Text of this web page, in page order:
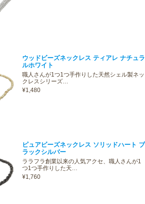
ウッドビーズネックレス ティアレ ナチュラ
ルホワイト
職人さんが1つ1つ手作りした天然シェル製ネッ
クレスシリーズ…
¥1,480
ピュアビーズネックレス ソリッドハート ブ
ラックシルバー
ララフラ創業以来の人気アクセ、職人さんが1
つ1つ手作りした天…
¥1,760